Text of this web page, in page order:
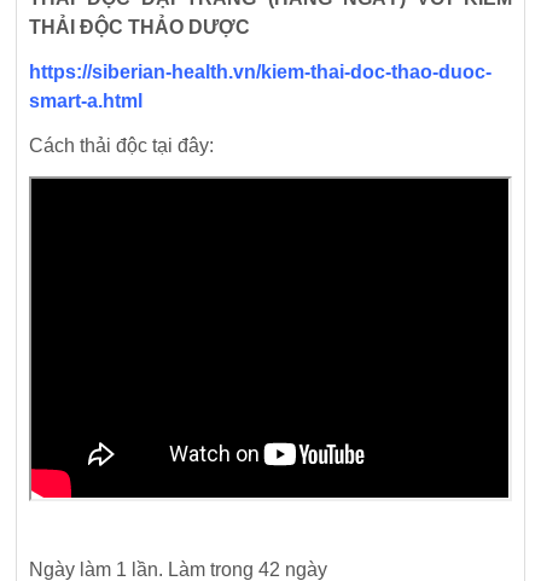
THẢI ĐỘC THẢO DƯỢC
https://siberian-health.vn/kiem-thai-doc-thao-duoc-
smart-a.html
Cách thải độc tại đây:
Ngày làm 1 lần. Làm trong 42 ngày